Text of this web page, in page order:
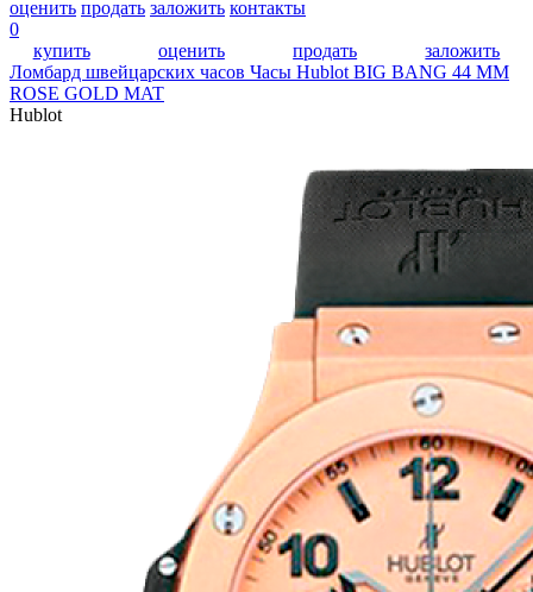
оценить продать заложить контакты
0
купить
оценить продать
заложить
Ломбард швейцарских часов Часы Hublot BIG BANG 44 MM
ROSE GOLD MAT
Hublot